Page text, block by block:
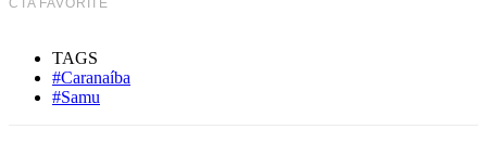
TAGS
#Caranaíba
#Samu